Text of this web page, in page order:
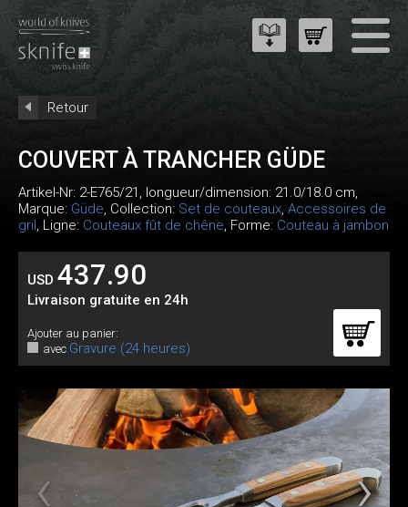
Retour
COUVERT À TRANCHER GÜDE
Artikel-Nr: 2-E765/21 , longueur/dimension: 21.0/18.0 cm,
Marque: Güde, Collection: Set de couteaux, Accessoires de
gril, Ligne: Couteaux fût de chêne, Forme: Couteau à jambon
USD 437.90
Livraison gratuite en 24h
Ajouter au panier:
avec Gravure (24 heures)